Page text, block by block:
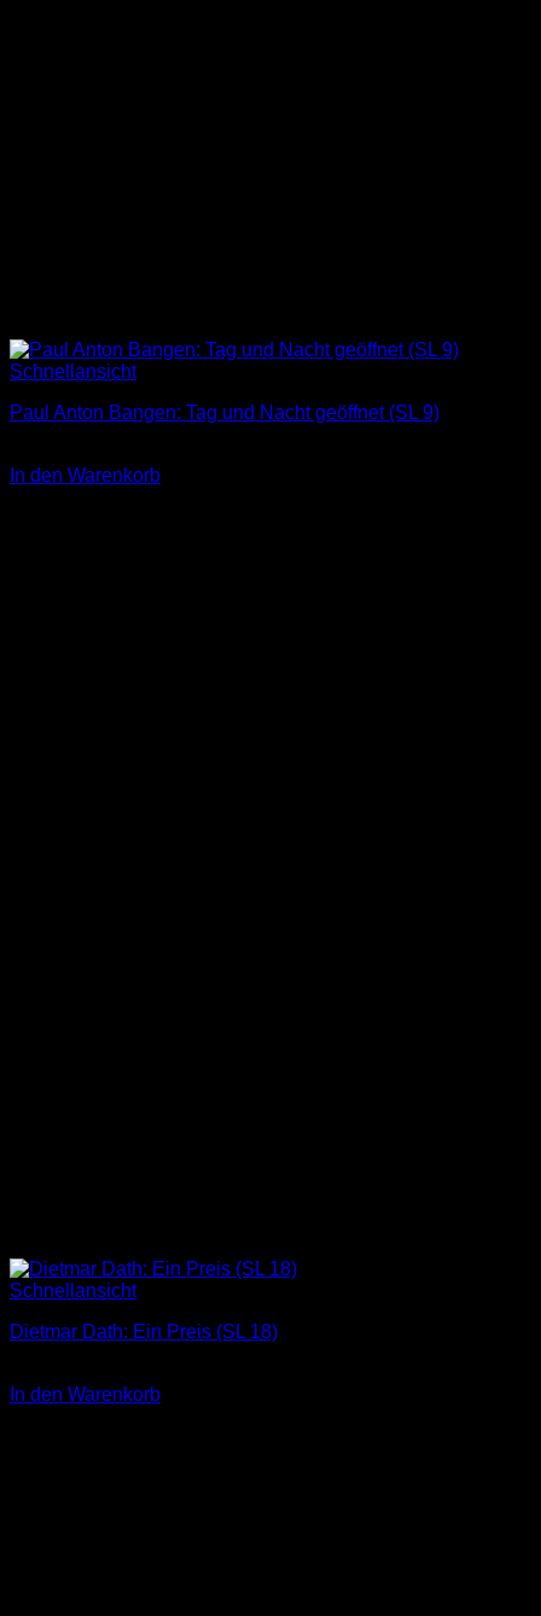
Schnellansicht
Paul Anton Bangen: Tag und Nacht geöffnet (SL 9)
In den Warenkorb
Schnellansicht
Dietmar Dath: Ein Preis (SL 18)
In den Warenkorb